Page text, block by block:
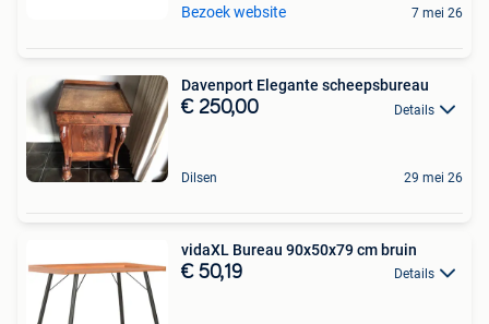
Bezoek website 7 mei 26
Davenport Elegante scheepsbureau
€ 250,00 Details
Dilsen 29 mei 26
vidaXL Bureau 90x50x79 cm bruin
€ 50,19 Details